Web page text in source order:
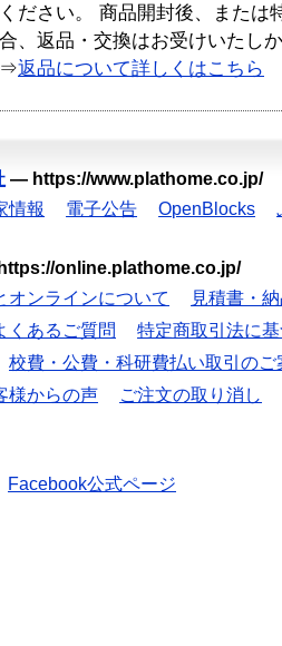
ください。 商品開封後、または
合、返品・交換はお受けいたし
⇒返品について詳しくはこちら
— https://www.plathome.co.jp/
情報 電子公告 OpenBlocks
https://online.plathome.co.jp/
オンラインについて
見積書・
くあるご質問
特定商取引法に
校費・公費・科研費払い取引のご
様からの声 ご注文の取り消し
Facebook公式ページ